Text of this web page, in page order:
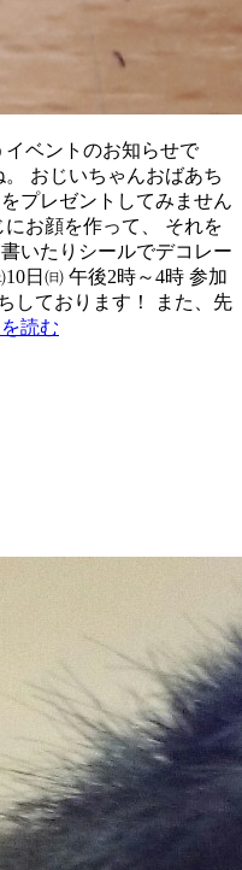
ベントのお知らせで
おじいちゃんおばあち
プレゼントしてみません
お顔を作って、 それを
いたりシールでデコレー
日㈰ 午後2時～4時 参加
しております！ また、先
読む